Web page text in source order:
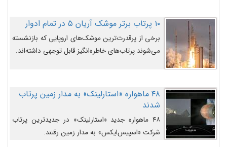
می‌دانند، است و قرار است افشاگران یوفوها هفته آینده
در مقابل آنها شهادت دهند.۱۰ پرتاب برتر موشک آریان ۵ در تمام ادوار
برخی از پرقدرت‌ترین موشک‌های اروپایی که بازنشسته
می‌شوند پرتاب‌های خاطره‌انگیز قابل توجهی داشته‌اند.
۴۸ ماهواره «استارلینک» به مدار زمین پرتاب
شدند
۴۸ ماهواره جدید «استارلینک» در جدیدترین پرتاب
شرکت «اسپیس‌ایکس» به مدار زمین رفتند.